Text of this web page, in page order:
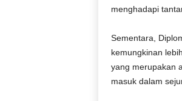
menghadapi
Sementara,
kemungkinan
yang merupakan
masuk dalam